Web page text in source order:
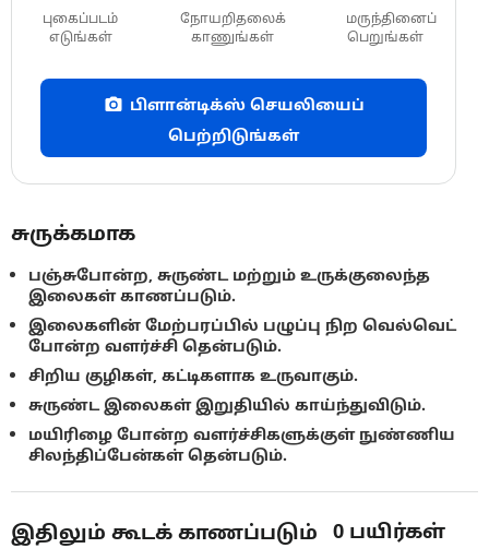
புகைப்படம்
எடுங்கள்
நோயறிதலைக்
காணுங்கள்
மருந்தினைப்
பெறுங்கள்
பிளான்டிக்ஸ் செயலியைப்
பெற்றிடுங்கள்
சுருக்கமாக
பஞ்சுபோன்ற, சுருண்ட மற்றும் உருக்குலைந்த
இலைகள் காணப்படும்.
இலைகளின் மேற்பரப்பில் பழுப்பு நிற வெல்வெட்
போன்ற வளர்ச்சி தென்படும்.
சிறிய குழிகள், கட்டிகளாக உருவாகும்.
சுருண்ட இலைகள் இறுதியில் காய்ந்துவிடும்.
மயிரிழை போன்ற வளர்ச்சிகளுக்குள் நுண்ணிய
சிலந்திப்பேன்கள் தென்படும்.
இதிலும் கூடக் காணப்படும் 0 பயிர்கள்